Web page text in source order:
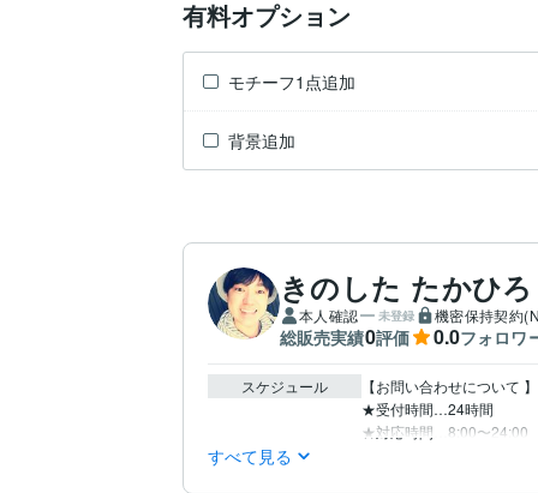
有料オプション
モチーフ1点追加
背景追加
きのした たかひろ
本人確認 未登録 機密保持契約
総販売実績0評価 0.0フォロワ
スケジュール
【お問い合わせについて 】
★受付時間…24時間
すべて見る